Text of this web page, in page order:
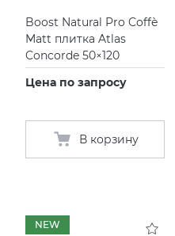
Boost Natural Pro Coffè
Matt плитка Atlas
Concorde 50×120
Цена по запросу
В корзину
NEW